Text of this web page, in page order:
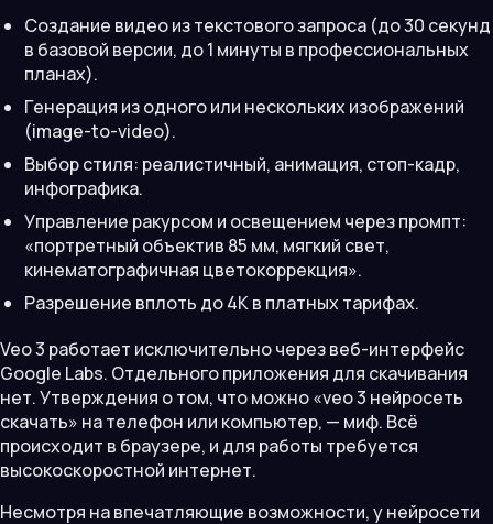
Создание видео из текстового запроса (до 30 секунд
в базовой версии, до 1 минуты в профессиональных
планах).
Генерация из одного или нескольких изображений
(image-to-video).
Выбор стиля: реалистичный, анимация, стоп-кадр,
инфографика.
Управление ракурсом и освещением через промпт:
«портретный объектив 85 мм, мягкий свет,
кинематографичная цветокоррекция».
Разрешение вплоть до 4K в платных тарифах.
Veo 3 работает исключительно через веб-интерфейс
Google Labs. Отдельного приложения для скачивания
нет. Утверждения о том, что можно «veo 3 нейросеть
скачать» на телефон или компьютер, — миф. Всё
происходит в браузере, и для работы требуется
высокоскоростной интернет.
Несмотря на впечатляющие возможности, у нейросети